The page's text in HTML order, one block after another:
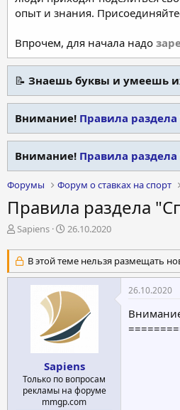
опыт и знания.
Впрочем, для начала надо
📝 Знаешь буквы и умеешь
Внимание! Правила
Внимание! Правила
Форумы Форум о ставках на спорт
Правила раздела
А
т
о
р
Sapiens
Д
т
а
н
а
л
а
26.10.2020
В этой теме нельзя размещать
Sapiens
Только по вопросам
рекламы на форуме
mmgp.com
26.10.2020